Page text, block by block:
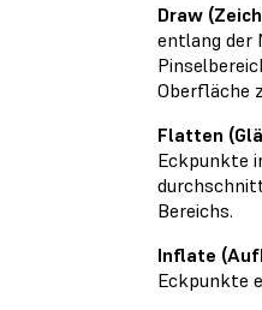
Draw
entlang der
Oberfläche
Flatten
Eckpunkte
Bereichs.
Inflate
Eckpunkte